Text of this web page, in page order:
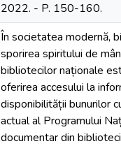
2022. - P. 150-160.
În societatea modernă,
sporirea spiritului de
bibliotecilor naționale
oferirea accesului la
disponibilității bunurilor
actual al Programului
documentar din